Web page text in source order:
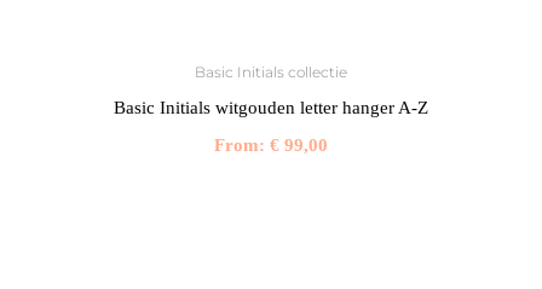
Basic Initials collectie
Basic Initials witgouden letter hanger A-Z
From: € 99,00